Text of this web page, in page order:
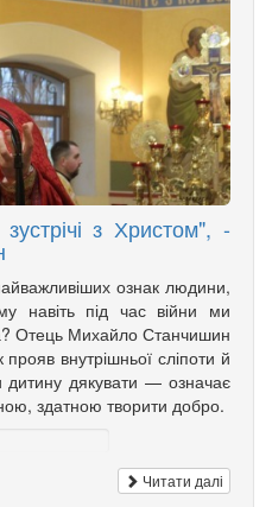
з Христом", -
ознак людини,
навіть під час війни ми
Отець Михайло Станчишин
внутрішньої сліпоти й
дитину дякувати — означає
здатною творити добро.
Читати далі